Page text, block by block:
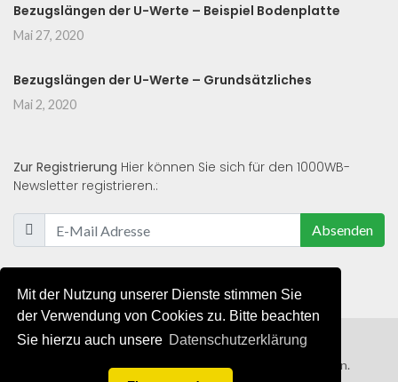
Mit der Nutzung unserer Dienste stimmen Sie
der Verwendung von Cookies zu. Bitte beachten
Sie hierzu auch unsere Datenschutzerklärung
Bezugslängen der U-Werte – Beispiel Bodenplatte
Mai 27, 2020
Bezugslängen der U-Werte – Grundsätzliches
Mai 2, 2020
Zur Registrierung Hier können Sie sich für den 1000WB-
Newsletter registrieren.:
Absenden
© 2019 - 2021 - Alle Rechte von 1000WB vorbehalten.